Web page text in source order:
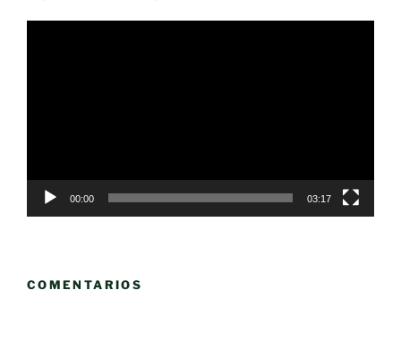
00:00 03:17
COMENTARIOS